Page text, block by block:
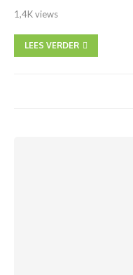
1,4K views
LEES VERDER